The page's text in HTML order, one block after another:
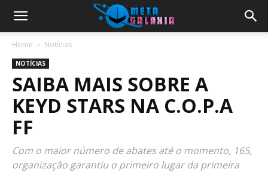
Home Notícias
NOTÍCIAS
SAIBA MAIS SOBRE A
KEYD STARS NA C.O.P.A
FF
Com o maior número de abates até o momento, 165,
organização garantiu o primeiro lugar da primeira